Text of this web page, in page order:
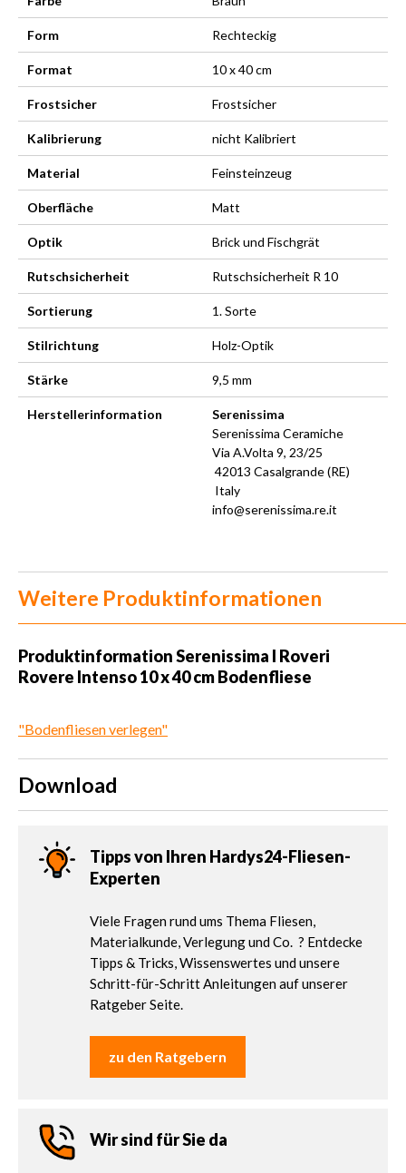
Form Rechteckig
Format 10 x 40 cm
Frostsicher Frostsicher
Kalibrierung nicht Kalibriert
Material Feinsteinzeug
Oberfläche Matt
Optik Brick und Fischgrät
Rutschsicherheit Rutschsicherheit R 10
Sortierung 1. Sorte
Stilrichtung Holz-Optik
Stärke 9,5 mm
Herstellerinformation
Serenissima
Serenissima Ceramiche
Via A.Volta 9, 23/25
42013 Casalgrande (RE)
Italy
info@serenissima.re.it
Weitere Produktinformationen
Produktinformation Serenissima I Roveri
Rovere Intenso 10 x 40 cm Bodenfliese
"Bodenfliesen verlegen"
Download
Tipps von Ihren Hardys24-Fliesen-
Experten
Viele Fragen rund ums Thema Fliesen,
Materialkunde, Verlegung und Co. ? Entdecke
Tipps & Tricks, Wissenswertes und unsere
Schritt-für-Schritt Anleitungen auf unserer
Ratgeber Seite.
zu den Ratgebern
Wir sind für Sie da